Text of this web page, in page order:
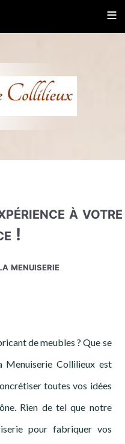
≡
à votre
!
menuiserie
de meubles ? Que se
Menuiserie Collilieux est
toutes vos idées
Rien de tel que notre
pour fabriquer vos